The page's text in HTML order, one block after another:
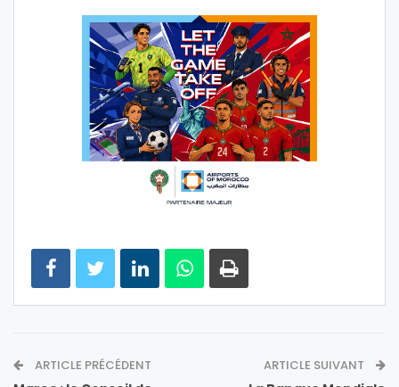
ARTICLE PRÉCÉDENT ARTICLE SUIVANT